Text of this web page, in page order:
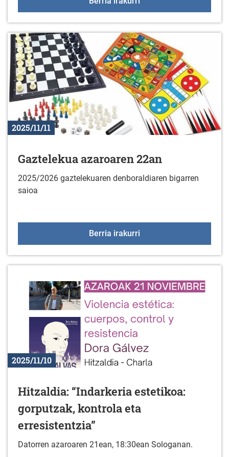
2025/11/11
Gaztelekua azaroaren 22an
2025/2026 gaztelekuaren denboraldiaren bigarren
saioa
Berria irakurri
2025/11/10
Hitzaldia: “Indarkeria estetikoa:
gorputzak, kontrola eta
erresistentzia”
Datorren azaroaren 21ean, 18:30ean Sologanan.